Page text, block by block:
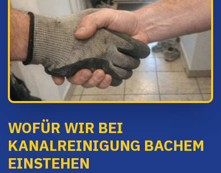
WOFÜR WIR BEI
KANALREINIGUNG BACHEM
EINSTEHEN